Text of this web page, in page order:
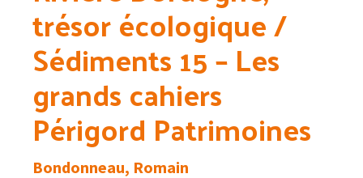
trésor écologique /
Sédiments 15 – Les
grands cahiers
Périgord Patrimoines
Bondonneau, Romain